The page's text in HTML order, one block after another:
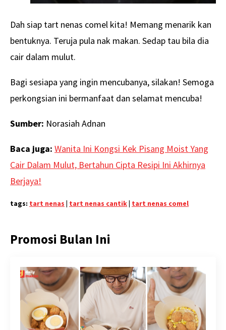
Dah siap tart nenas comel kita! Memang menarik kan
bentuknya. Teruja pula nak makan. Sedap tau bila dia
cair dalam mulut.
Bagi sesiapa yang ingin mencubanya, silakan! Semoga
perkongsian ini bermanfaat dan selamat mencuba!
Sumber: Norasiah Adnan
Baca juga: Wanita Ini Kongsi Kek Pisang Moist Yang
Cair Dalam Mulut, Bertahun Cipta Resipi Ini Akhirnya
Berjaya!
tags: tart nenas tart nenas cantik tart nenas comel
Promosi Bulan Ini